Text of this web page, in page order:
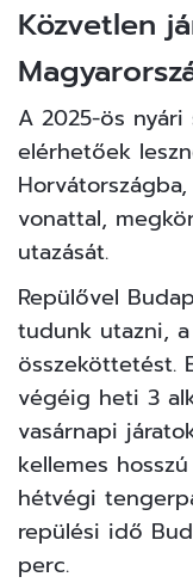
Közvetlen
A 2025-ös nyári
elérhetőek
vonattal,
utazását.
Repülővel
tudunk utazni,
összeköttetést.
végéig heti 3
vasárnapi
kellemes
hétvégi
repülési idő
perc.